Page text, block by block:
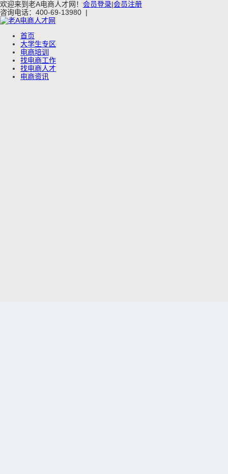
欢迎来到老A电商人才网！ 会员登录|会员注册
咨询电话：400-69-13980 |
首页
大学生专区
电商培训
找电商工作
找电商人才
电商资讯